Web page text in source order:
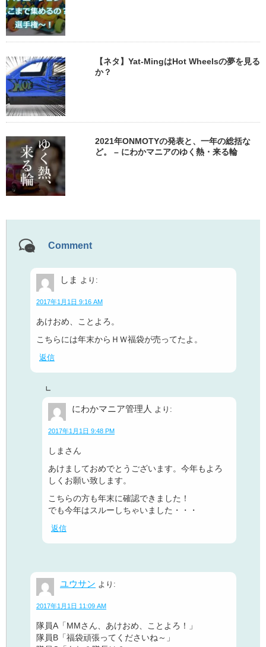
【ネタ】Yat-MingはHot Wheelsの夢を見る
か？
2021年ONMOTYの発表と、一年の総括な
ど。 – にわかマニアのゆく熱・来る輪
Comment
しま より:
2017年1月1日 9:16 AM
あけおめ、ことよろ。
こちらには年末からＨＷ福袋が売ってたよ。
返信
にわかマニア管理人 より:
2017年1月1日 9:48 PM
しまさん
あけましておめでとうございます。今年もよろ
しくお願い致します。
こちらの方も年末に確認できました！
でも今年はスルーしちゃいました・・・
返信
ユウサン より:
2017年1月1日 11:09 AM
隊員A「MMさん、あけおめ、ことよろ！」
隊員B「福袋頑張ってくださいね～」